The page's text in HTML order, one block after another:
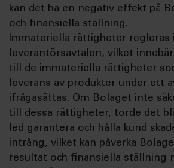
kan det ha en negativ effekt på
och finansiella ställning.
Immateriella rättigheter regleras
leverantörsavtalen, vilket
till de immateriella rättigheter
leverans av produkter under ett
ifrågasättas. Om Bolaget inte
till dessa rättigheter, torde det
led garantera och hålla kund
intrång, vilket kan påverka
resultat och finansiella ställning